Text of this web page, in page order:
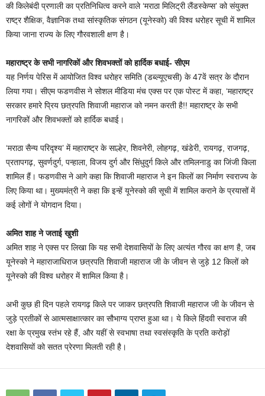
की किलेबंदी प्रणाली का प्रतिनिधित्व करने वाले ‘मराठा मिलिट्री लैंडस्केप्स’ को संयुक्त
राष्ट्र शैक्षिक, वैज्ञानिक तथा सांस्कृतिक संगठन (यूनेस्को) की विश्व धरोहर सूची में शामिल
किया जाना राज्य के लिए गौरवशाली क्षण है।
महाराष्ट्र के सभी नागरिकों और शिवभक्तों को हार्दिक बधाई- सीएम
यह निर्णय पेरिस में आयोजित विश्व धरोहर समिति (डब्ल्यूएचसी) के 47वें सत्र के दौरान
लिया गया। सीएम फडणवीस ने सोशल मीडिया मंच एक्स पर एक पोस्ट में कहा, ‘महाराष्ट्र
सरकार हमारे प्रिय छत्रपति शिवाजी महाराज को नमन करती है!! महाराष्ट्र के सभी
नागरिकों और शिवभक्तों को हार्दिक बधाई।
‘मराठा सैन्य परिदृश्य’ में महाराष्ट्र के साल्हेर, शिवनेरी, लोहगढ़, खंडेरी, रायगढ़, राजगढ़,
प्रतापगढ़, सुवर्णदुर्ग, पन्हाला, विजय दुर्ग और सिंधुदुर्ग किले और तमिलनाडु का जिंजी किला
शामिल हैं। फडणवीस ने आगे कहा कि शिवाजी महाराज ने इन किलों का निर्माण स्वराज्य के
लिए किया था। मुख्यमंत्री ने कहा कि इन्हें यूनेस्को की सूची में शामिल कराने के प्रयासों में
कई लोगों ने योगदान दिया।
अमित शाह ने जताई खुशी
अमित शाह ने एक्स पर लिखा कि यह सभी देशवासियों के लिए अत्यंत गौरव का क्षण है, जब
यूनेस्को ने महाराजाधिराज छत्रपति शिवाजी महाराज जी के जीवन से जुड़े 12 किलों को
यूनेस्को की विश्व धरोहर में शामिल किया है।
अभी कुछ ही दिन पहले रायगढ़ किले पर जाकर छत्रपति शिवाजी महाराज जी के जीवन से
जुड़े प्रतीकों से आत्मसाक्षात्कार का सौभाग्य प्राप्त हुआ था। ये किले हिंदवी स्वराज की
रक्षा के प्रमुख स्तंभ रहे हैं, और यहीं से स्वभाषा तथा स्वसंस्कृति के प्रति करोड़ों
देशवासियों को सतत प्रेरणा मिलती रही है।